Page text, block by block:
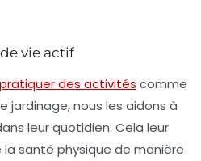
vie actif
pratiquer des activités comme
jardinage, nous les aidons à
leur quotidien. Cela leur
santé physique de manière